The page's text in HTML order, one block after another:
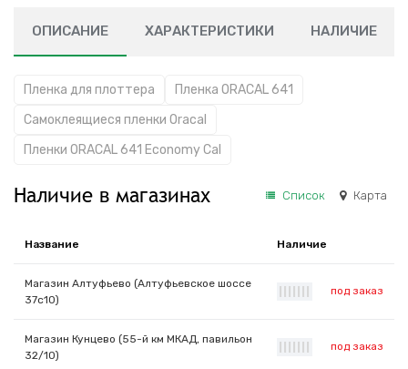
ОПИСАНИЕ ХАРАКТЕРИСТИКИ НАЛИЧИЕ
Пленка для плоттера
Пленка ORACAL 641
Самоклеящиеся пленки Oracal
Пленки ORACAL 641 Economy Cal
Наличие в магазинах Список Карта
Название Наличие
Магазин Алтуфьево (Алтуфьевское шоссе
37с10)
под заказ
Магазин Кунцево (55-й км МКАД, павильон
32/10)
под заказ